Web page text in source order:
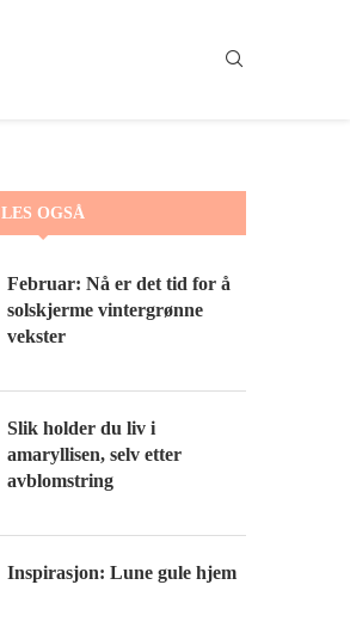
LES OGSÅ
Februar: Nå er det tid for å
solskjerme vintergrønne
vekster
Slik holder du liv i
amaryllisen, selv etter
avblomstring
Inspirasjon: Lune gule hjem